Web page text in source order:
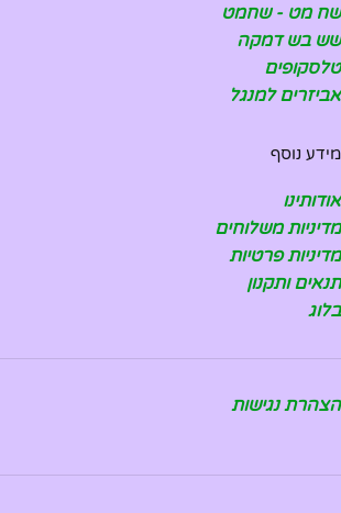
שח מט - שחמט
שש בש דמקה
טלסקופים
אביזרים למנגל
מידע נוסף
אודותינו
מדיניות משלוחים
מדיניות פרטיות
תנאים ותקנון
בלוג
הצהרת נגישות